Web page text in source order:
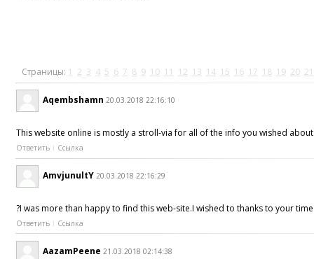
Страницы: 1 2 3 4 5 6 7 8 9 10 11 12 13 14 15 16 17 18 19 20 21
Aqembshamn 20.03.2018 22:16:10
This website online is mostly a stroll-via for all of the info you wished
Ответить Ссылка
AmvjunultY 20.03.2018 22:16:29
?I was more than happy to find this web-site.I wished to thanks to your
Ответить Ссылка
AazamPeene 21.03.2018 02:14:38